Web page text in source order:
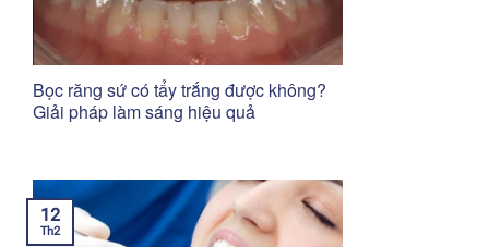
Bọc răng sứ có tẩy trắng được không?
Giải pháp làm sáng hiệu quả
12
Th2